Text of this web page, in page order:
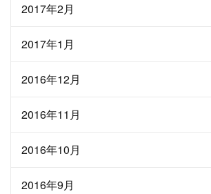
2017年2月
2017年1月
2016年12月
2016年11月
2016年10月
2016年9月